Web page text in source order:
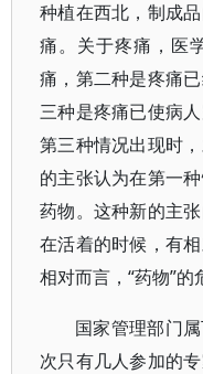
种植在西北，制成
痛。关于疼痛，医
痛，第二种是疼痛
三种是疼痛已使病
第三种情况出现时
的主张认为在第一
药物。这种新的主
在活着的时候，有
相对而言，“药物”的
国家管理部门
次只有几人参加的